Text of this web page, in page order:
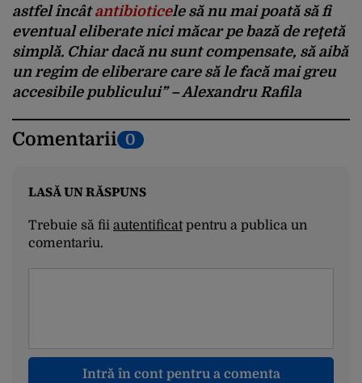
astfel încâtantibioticele să nu mai poată să fi
eventual eliberate nici măcar pe bază de reţetă
simplă. Chiar dacă nu sunt compensate, să aibă
un regim de eliberare care să le facă mai greu
accesibile publicului” – Alexandru Rafila
Comentarii 0
LASĂ UN RĂSPUNS
Trebuie să fii autentificatpentru a publica un
comentariu.
Intră în cont pentru a comenta